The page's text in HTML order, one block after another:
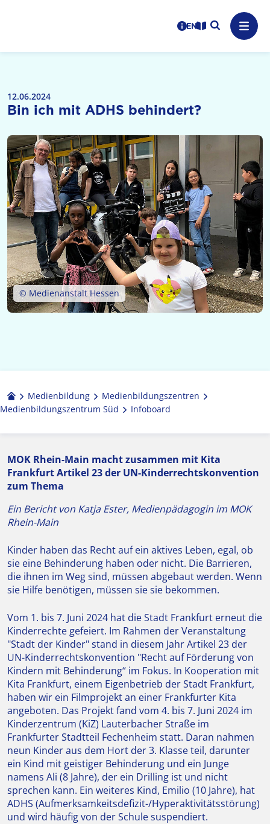
Logo: LPR Medienanstalt Hessen, Claim: Medien,
Benutzerhinweise
informations in
Leichte Sprache
Suche
12.06.2024
Bin ich mit ADHS behindert?
© Medienanstalt Hessen
Medienbildung
Medien­bildungs­zentren
Medienbildungszentrum Süd
Infoboard
MOK Rhein-Main macht zusammen mit Kita
Frankfurt Artikel 23 der UN-Kinderrechtskonvention
zum Thema
Ein Bericht von Katja Ester, Medienpädagogin im MOK
Rhein-Main
Kinder haben das Recht auf ein aktives Leben, egal, ob
sie eine Behinderung haben oder nicht. Die Barrieren,
die ihnen im Weg sind, müssen abgebaut werden. Wenn
sie Hilfe benötigen, müssen sie sie bekommen.
Vom 1. bis 7. Juni 2024 hat die Stadt Frankfurt erneut die
Kinderrechte gefeiert. Im Rahmen der Veranstaltung
"Stadt der Kinder" stand in diesem Jahr Artikel 23 der
UN-Kinderrechtskonvention "Recht auf Förderung von
Kindern mit Behinderung“ im Fokus. In Kooperation mit
Kita Frankfurt, einem Eigenbetrieb der Stadt Frankfurt,
haben wir ein Filmprojekt an einer Frankfurter Kita
angeboten. Das Projekt fand vom 4. bis 7. Juni 2024 im
Kinderzentrum (KiZ) Lauterbacher Straße im
Frankfurter Stadtteil Fechenheim statt. Daran nahmen
neun Kinder aus dem Hort der 3. Klasse teil, darunter
ein Kind mit geistiger Behinderung und ein Junge
namens Ali (8 Jahre), der ein Drilling ist und nicht
sprechen kann. Ein weiteres Kind, Emilio (10 Jahre), hat
ADHS (Aufmerksamkeitsdefizit-/Hyperaktivitätsstörung)
und wird häufig von der Schule suspendiert.